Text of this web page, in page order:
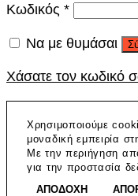
Κωδικός *
Να με θυμάσαι
Χάσατε τον κωδικό
Χρησιμοποιούμε
μοναδική εμπειρία
Με την περιήγηση
για την προστασία
ΑΠΟΔΟΧΗ